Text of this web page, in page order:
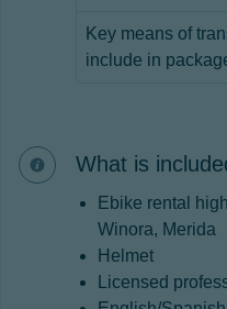
Key means of
include in
What is
Ebike rental
Winora, Merida
Helmet
Licensed